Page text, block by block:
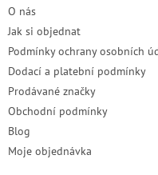
O nás
Jak si objednat
Podmínky ochrany osobních
Dodací a platební podmínky
Prodávané značky
Obchodní podmínky
Blog
Moje objednávka